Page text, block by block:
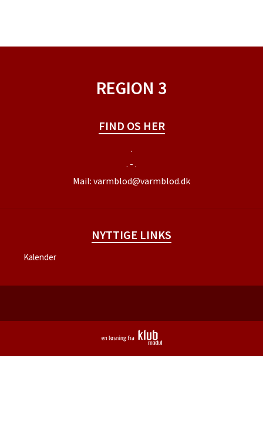
REGION 3
FIND OS HER
.
. - .
Mail: varmblod@varmblod.dk
NYTTIGE LINKS
Kalender